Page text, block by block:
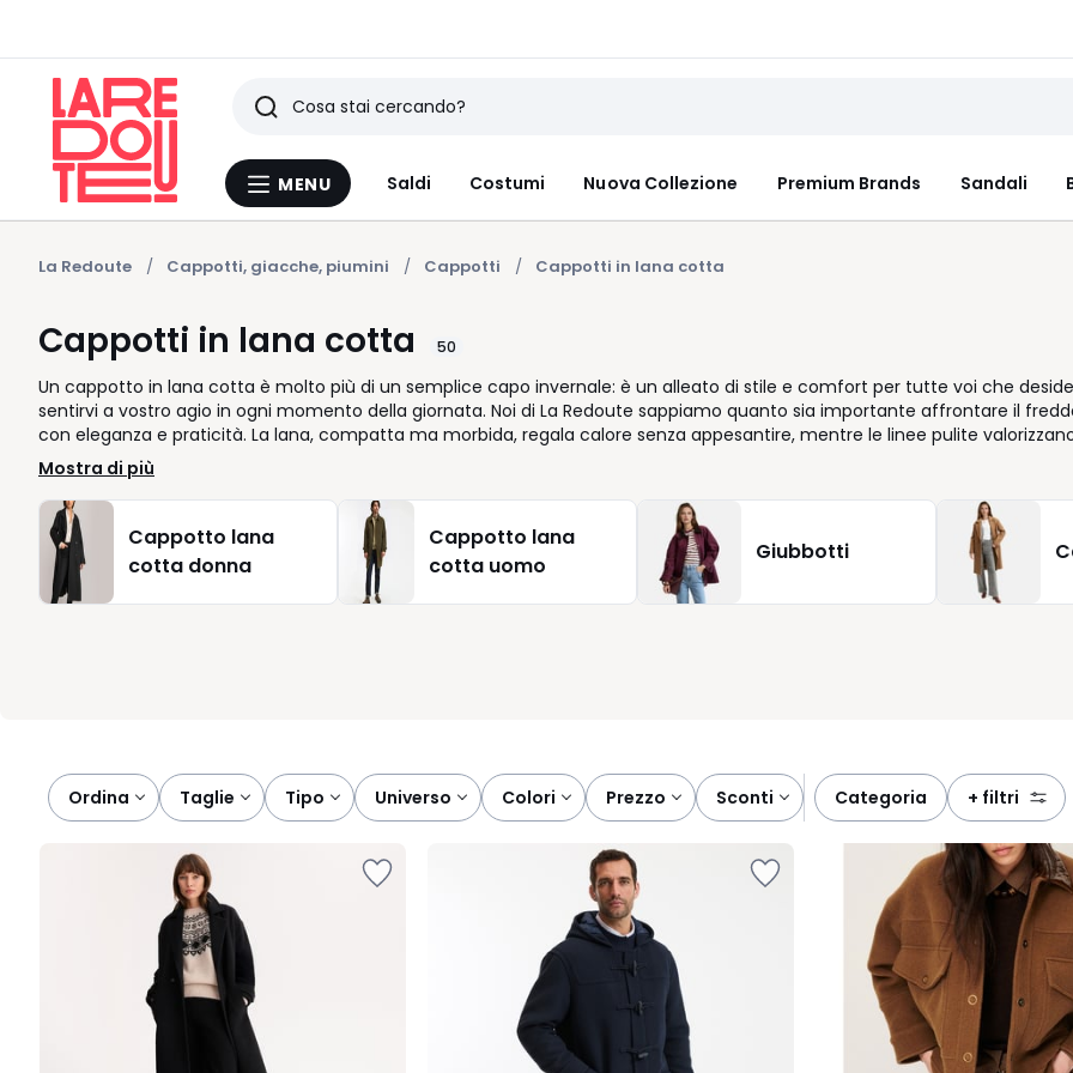
Menu
MENU Saldi Costumi Nuova Collezione Premium Brands Sandali
Ricerca
Ultimi
articoli
visti
La Redoute Cappotti, giacche, piumini Cappotti Cappotti in lana cotta
Cappotti in lana cotta 50
Un cappotto in lana cotta è molto più di un semplice capo invernale: è un alleato di stile e comfort per tutte voi che
sentirvi a vostro agio in ogni momento della giornata. Noi di La Redoute sappiamo quanto sia importante affrontare il
con eleganza e praticità. La lana, compatta ma morbida, regala calore senza appesantire, mentre le linee pulite
ogni silhouette con naturalezza. Perfetto sopra un abito o con un paio di jeans, il cappotto si adatta ai diversi contesti della
quotidiana: dal lavoro a una passeggiata nel fine settimana. Disponibile in vari colori e lunghezze, si armonizza facilmente
vostro guardaroba, permettendovi di creare look personalizzati e sempre attuali. Ogni dettaglio è pensato per offrire
libertà di movimento, dal taglio studiato alla fodera discreta. E perché sappiamo che un buon acquisto deve anche essere
ragionevole, curiamo ogni prodotto con attenzione al rapporto tra qualità e prezzo, garantendo una soddisfazione
Scegliere un cappotto La Redoute significa concedersi un capo caldo, pratico e pieno di personalità, pronto ad
per molte stagioni con lo stesso, intramontabile, fascino.
Mostra di più
Cappotto lana
cotta donna
Cappotto lana
cotta uomo
Giubbotti
Ordina
taglie tipo universo colori prezzo sconti categoria + filtri